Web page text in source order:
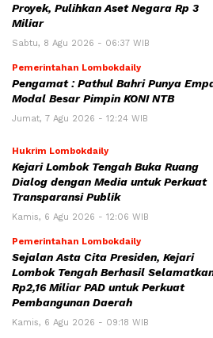
Proyek, Pulihkan Aset Negara Rp 3
Miliar
Sabtu, 8 Agu 2026 - 06:37 WIB
Pemerintahan Lombokdaily
Pengamat : Pathul Bahri Punya
Modal Besar Pimpin KONI NTB
Jumat, 7 Agu 2026 - 12:24 WIB
Hukrim Lombokdaily
Kejari Lombok Tengah Buka Ruang
Dialog dengan Media untuk Perkuat
Transparansi Publik
Kamis, 6 Agu 2026 - 12:06 WIB
Pemerintahan Lombokdaily
Sejalan Asta Cita Presiden, Kejari
Lombok Tengah Berhasil
Rp2,16 Miliar PAD untuk Perkuat
Pembangunan Daerah
Kamis, 6 Agu 2026 - 09:18 WIB